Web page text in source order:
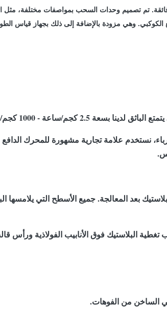
تم تصميم وحدات السحب بمواصفات مختلفة، مثل
وهي مزودة بالإضافة إلى ذلك بجهاز قياس
ساعة لأنابيب البولي إيثيلين.
نستخدم علامة تجارية مشهورة للمحرك الدافع
بعد المعالجة. جميع الأسطح التي يلامسها
البلاستيك فوق الأنابيب الفولاذية ورأس
الساخن من الفوهات.